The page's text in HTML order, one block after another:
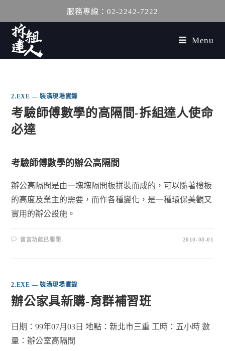
服務專線：02-2242-7222
Menu
2.EXE — 裝潢現場實錄
考驗師傅數學的高隔間-拆組達人使命
必達
考驗師傅數學的辦公高隔間
辦公高隔間是由一塊塊隔間板拼裝而成的，可以隨著樓板
的高度及業主的需要，而作各種變化，是一種環保美觀又
實用的辦公設施。
留言功能已關閉 2010-08-01
2.EXE — 裝潢現場實錄
辦公家具新購-育群補習班
日期：99年07月03日 地點：新北市三重 工時：五小時 數
量：辦公室高隔間